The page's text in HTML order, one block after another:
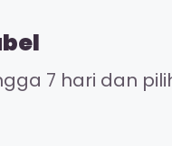
7 hari dan